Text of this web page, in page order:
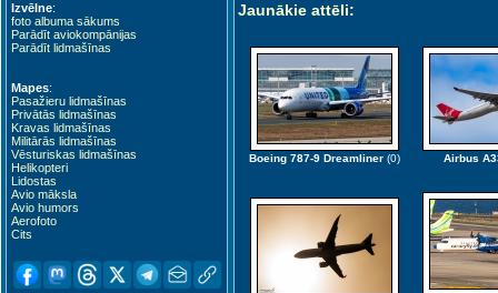
Izvēlne:
foto albuma sākums
Parādīt aviokompānijas
Parādīt lidmašīnas
Mapes:
Pasažieru lidmašīnas
Privātās lidmašīnas
Kravas lidmašīnas
Militārās lidmašīnas
Vēsturiskas lidmašīnas
Helikopteri
Lidostas
Avio māksla
Avio humors
Aerofoto
Cits
Jaunākie attēli:
Boeing 787-9 Dreamliner (0) Airbus